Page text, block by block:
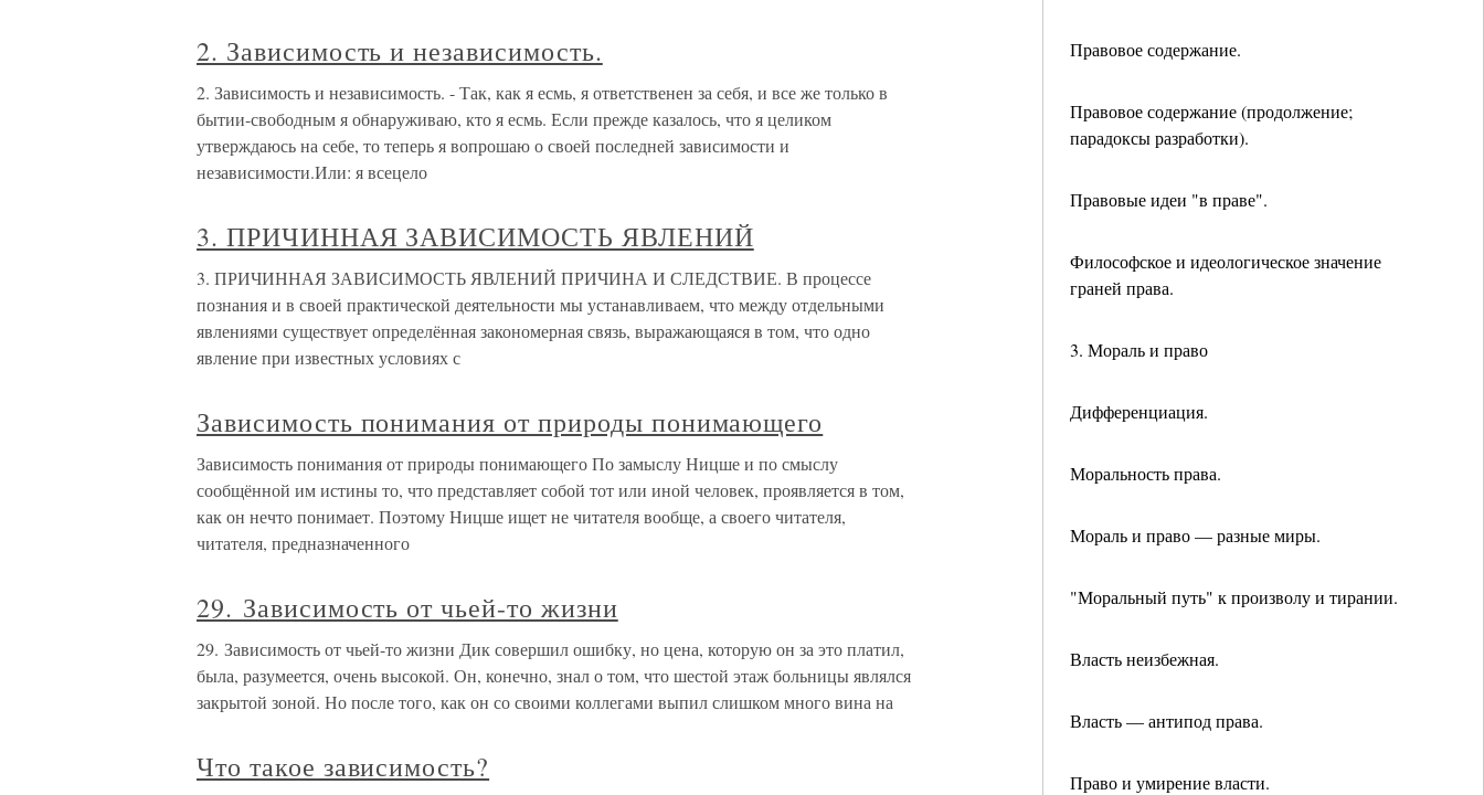
Правовое содержание.
Правовое содержание (продолжение;
парадоксы разработки).
Правовые идеи "в праве".
Философское и идеологическое значение
граней права.
3. Мораль и право
Дифференциация.
Моральность права.
Мораль и право — разные миры.
"Моральный путь" к произволу и тирании.
Власть неизбежная.
Власть — антипод права.
Право и умирение власти.
2. Зависимость и независимость.
2. Зависимость и независимость. - Так, как я есмь, я ответственен за себя, и все же только в
бытии-свободным я обнаруживаю, кто я есмь. Если прежде казалось, что я целиком
утверждаюсь на себе, то теперь я вопрошаю о своей последней зависимости и
независимости.Или: я всецело
3. ПРИЧИННАЯ ЗАВИСИМОСТЬ ЯВЛЕНИЙ
3. ПРИЧИННАЯ ЗАВИСИМОСТЬ ЯВЛЕНИЙ ПРИЧИНА И СЛЕДСТВИЕ. В процессе
познания и в своей практической деятельности мы устанавливаем, что между отдельными
явлениями существует определённая закономерная связь, выражающаяся в том, что одно
явление при известных условиях с
Зависимость понимания от природы понимающего
Зависимость понимания от природы понимающего По замыслу Ницше и по смыслу
сообщённой им истины то, что представляет собой тот или иной человек, проявляется в том,
как он нечто понимает. Поэтому Ницше ищет не читателя вообще, а своего читателя,
читателя, предназначенного
29. Зависимость от чьей-то жизни
29. Зависимость от чьей-то жизни Дик совершил ошибку, но цена, которую он за это платил,
была, разумеется, очень высокой. Он, конечно, знал о том, что шестой этаж больницы являлся
закрытой зоной. Но после того, как он со своими коллегами выпил слишком много вина на
Что такое зависимость?